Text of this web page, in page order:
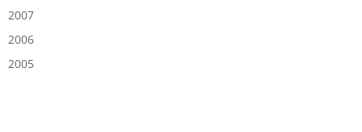
2007
2006
2005